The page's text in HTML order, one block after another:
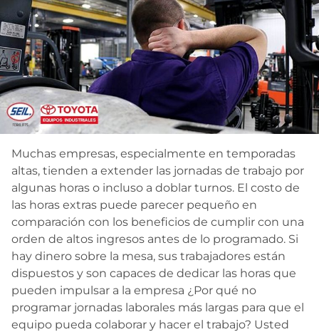
Contacto
Muchas empresas, especialmente en temporadas
altas, tienden a extender las jornadas de trabajo por
algunas horas o incluso a doblar turnos. El costo de
las horas extras puede parecer pequeño en
comparación con los beneficios de cumplir con una
orden de altos ingresos antes de lo programado. Si
hay dinero sobre la mesa, sus trabajadores están
dispuestos y son capaces de dedicar las horas que
pueden impulsar a la empresa ¿Por qué no
programar jornadas laborales más largas para que el
equipo pueda colaborar y hacer el trabajo? Usted